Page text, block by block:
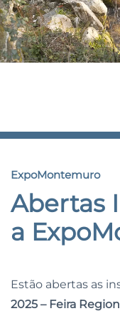
.
ExpoMontemuro
Abertas
a
Estão abertas as
2025 – Feira